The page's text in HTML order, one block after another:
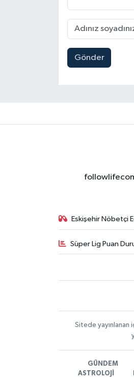
Gönder
Eskişehir Nöbetçi
Süper Lig Puan
Sitede yayınlanan
GÜNDEM
ASTROLOJİ